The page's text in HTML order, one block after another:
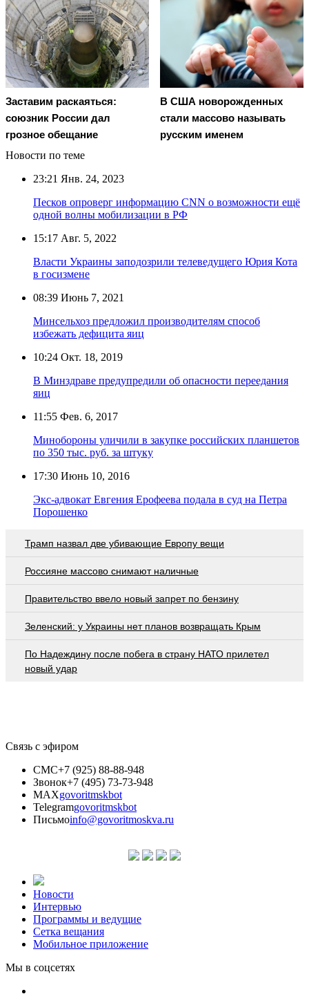
Заставим раскаяться:
союзник России дал
грозное обещание
В США новорожденных
стали массово называть
русским именем
Новости по теме
23:21 Янв. 24, 2023
Песков опроверг информацию CNN о возможности ещё
одной волны мобилизации в РФ
15:17 Авг. 5, 2022
Власти Украины заподозрили телеведущего Юрия Кота
в госизмене
08:39 Июнь 7, 2021
Минсельхоз предложил производителям способ
избежать дефицита яиц
10:24 Окт. 18, 2019
В Минздраве предупредили об опасности переедания
яиц
11:55 Фев. 6, 2017
Минобороны уличили в закупке российских планшетов
по 350 тыс. руб. за штуку
17:30 Июнь 10, 2016
Экс-адвокат Евгения Ерофеева подала в суд на Петра
Порошенко
Трамп назвал две убивающие Европу вещи
Россияне массово снимают наличные
Правительство ввело новый запрет по бензину
Зеленский: у Украины нет планов возвращать Крым
По Надеждину после побега в страну НАТО прилетел
новый удар
Связь с эфиром
СМС+7 (925) 88-88-948
Звонок+7 (495) 73-73-948
MAXgovoritmskbot
Telegramgovoritmskbot
Письмоinfo@govoritmoskva.ru
Новости
Интервью
Программы и ведущие
Сетка вещания
Мобильное приложение
Мы в соцсетях